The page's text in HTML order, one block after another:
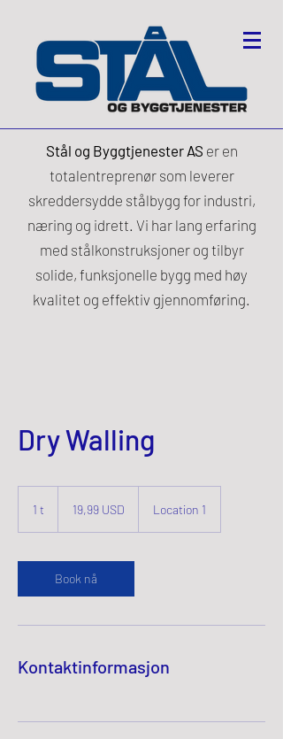
Stål og Byggtjenester AS er en
totalentreprenør som leverer
skreddersydde stålbygg for industri,
næring og idrett. Vi har lang erfaring
med stålkonstruksjoner og tilbyr
solide, funksjonelle bygg med høy
kvalitet og effektiv gjennomføring.
Dry Walling
1 t
dollar19,99 USD Location 1
Book nå
Kontaktinformasjon